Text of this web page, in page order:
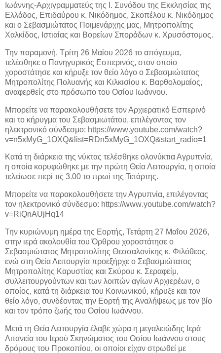
Ιωάννης-Αρχιγραμματεύς της Ι. Συνόδου της Εκκλησίας της
Ελλάδος, Επιδαύρου κ. Νικόδημος, Σκοπέλου κ. Νικόδημος
και ο Σεβασμιώτατος Ποιμενάρχης μας, Μητροπολίτης
Χαλκίδος, Ιστιαίας και Βορείων Σποράδων κ. Χρυσόστομος.
Την παραμονή, Τρίτη 26 Μαΐου 2026 το απόγευμα,
τελέσθηκε ο Πανηγυρικός Εσπερινός, στον οποίο
χοροστάτησε και κήρυξε τον θείο λόγο ο Σεβασμιώτατος
Μητροπολίτης Πολυανής και Κιλκισίου κ. Βαρθολομαίος,
αναφερθείς στο πρόσωπο του Οσίου Ιωάννου.
Μπορείτε να παρακολουθήσετε τον Αρχιερατικό Εσπερινό
και το κήρυγμα του Σεβασμιωτάτου, επιλέγοντας τον
ηλεκτρονικό σύνδεσμο: https://www.youtube.com/watch?
v=n5xMyG _1OXQ& list=RDn5xMyG _1OXQ&start_ radio=1
Κατά τη διάρκεια της νύκτας τελέσθηκε ολονύκτια Αγρυπνία,
η οποία κορυφώθηκε με την πρώτη Θεία Λειτουργία, η οποία
τελείωσε περί τις 3.00 το πρωί της Τετάρτης.
Μπορείτε να παρακολουθήσετε την Αγρυπνία, επιλέγοντας
τον ηλεκτρονικό σύνδεσμο: https://www.youtube.com/watch?
v=RiQnAUjHq14
Την κυριώνυμη ημέρα της Εορτής, Τετάρτη 27 Μαΐου 2026,
στην ιερά ακολουθία του Όρθρου χοροστάτησε ο
Σεβασμιώτατος Μητροπολίτης Θεσσαλονίκης κ. Φιλόθεος,
ενώ στη Θεία Λειτουργία προεξήρχε ο Σεβασμιώτατος
Μητροπολίτης Καρυστίας και Σκύρου κ. Σεραφείμ,
συλλειτουργούντων και των λοιπών αγίων Αρχιερέων, ο
οποίος, κατά τη διάρκεια του Κοινωνικού, κήρυξε και τον
θείο λόγο, συνδέοντας την Εορτή της Αναλήψεως με τον βίο
και τον τρόπο ζωής του Οσίου Ιωάννου.
Μετά τη Θεία Λειτουργία έλαβε χώρα η μεγαλειώδης Ιερά
Λιτανεία του Ιερού Σκηνώματος του Οσίου Ιωάννου στους
δρόμους του Προκοπίου, οι οποίοι είχαν στρωθεί με